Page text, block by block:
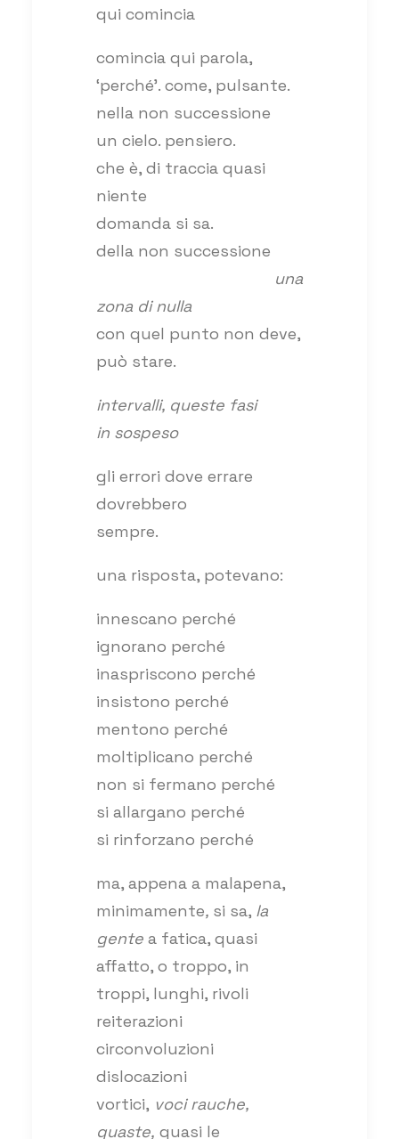
qui comincia
comincia qui parola,
‘perché’. come, pulsante.
nella non successione
un cielo. pensiero.
che è, di traccia quasi
niente
domanda si sa.
della non successione
una
zona di nulla
con quel punto non deve,
può stare.
intervalli, queste fasi
in sospeso
gli errori dove errare
dovrebbero
sempre.
una risposta, potevano:
innescano perché
ignorano perché
inaspriscono perché
insistono perché
mentono perché
moltiplicano perché
non si fermano perché
si allargano perché
si rinforzano perché
ma, appena a malapena,
minimamente, si sa, la
gente a fatica, quasi
affatto, o troppo, in
troppi, lunghi, rivoli
reiterazioni
circonvoluzioni
dislocazioni
vortici, voci rauche,
guaste, quasi le